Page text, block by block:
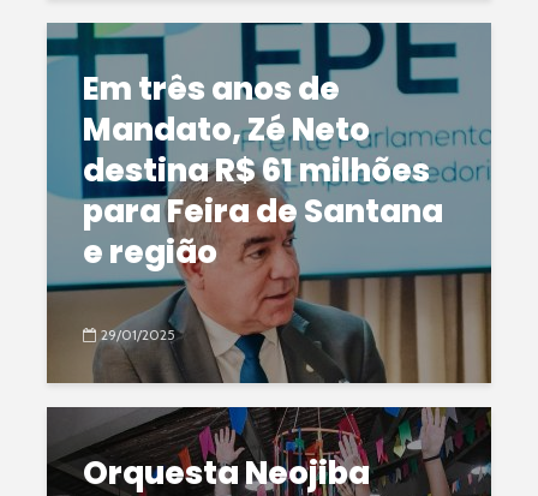
Em três anos de
Mandato, Zé Neto
destina R$ 61 milhões
para Feira de Santana
e região
29/01/2025
Orquesta Neojiba